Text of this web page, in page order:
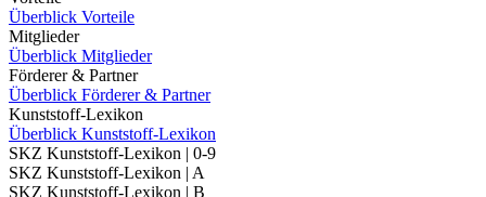
Überblick Vorteile
Mitglieder
Überblick Mitglieder
Förderer & Partner
Überblick Förderer & Partner
Kunststoff-Lexikon
Überblick Kunststoff-Lexikon
SKZ Kunststoff-Lexikon | 0-9
SKZ Kunststoff-Lexikon | A
SKZ Kunststoff-Lexikon | B